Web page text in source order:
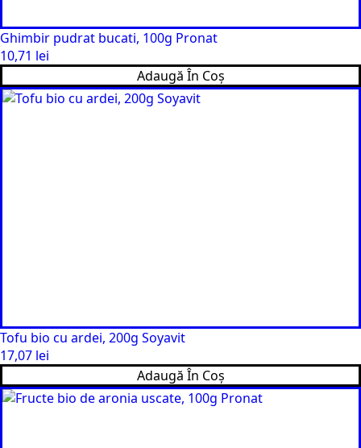
Ghimbir pudrat bucati, 100g Pronat
10,71 lei
Adaugă În Coș
Tofu bio cu ardei, 200g Soyavit
17,07 lei
Adaugă În Coș